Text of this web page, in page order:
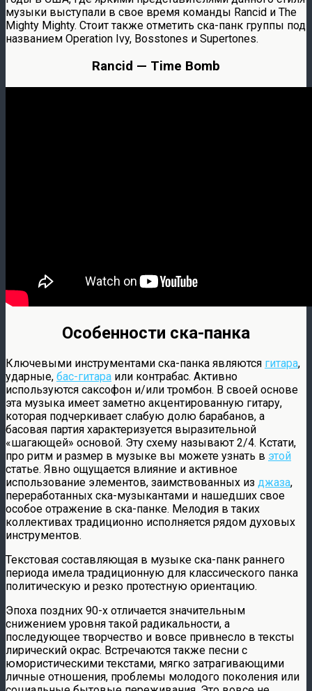
музыки выступали в свое время команды Rancid и The
Mighty Mighty. Стоит также отметить ска-панк группы под
названием Operation Ivy, Bosstones и Supertones.
Rancid — Time Bomb
Особенности ска-панка
Ключевыми инструментами ска-панка являются гитара,
ударные, бас-гитара или контрабас. Активно
используются саксофон и/или тромбон. В своей основе
эта музыка имеет заметно акцентированную гитару,
которая подчеркивает слабую долю барабанов, а
басовая партия характеризуется выразительной
«шагающей» основой. Эту схему называют 2/4. Кстати,
про ритм и размер в музыке вы можете узнать в этой
статье. Явно ощущается влияние и активное
использование элементов, заимствованных из джаза,
переработанных ска-музыкантами и нашедших свое
особое отражение в ска-панке. Мелодия в таких
коллективах традиционно исполняется рядом духовых
инструментов.
Текстовая составляющая в музыке ска-панк раннего
периода имела традиционную для классического панка
политическую и резко протестную ориентацию.
Эпоха поздних 90-х отличается значительным
снижением уровня такой радикальности, а
последующее творчество и вовсе привнесло в тексты
лирический окрас. Встречаются также песни с
юмористическими текстами, мягко затрагивающими
личные отношения, проблемы молодого поколения или